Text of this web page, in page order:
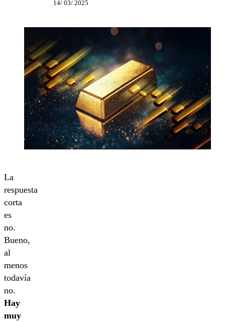
14/ 03/ 2025
La
respuesta
corta
es
no.
Bueno,
al
menos
todavía
no.
Hay
muy